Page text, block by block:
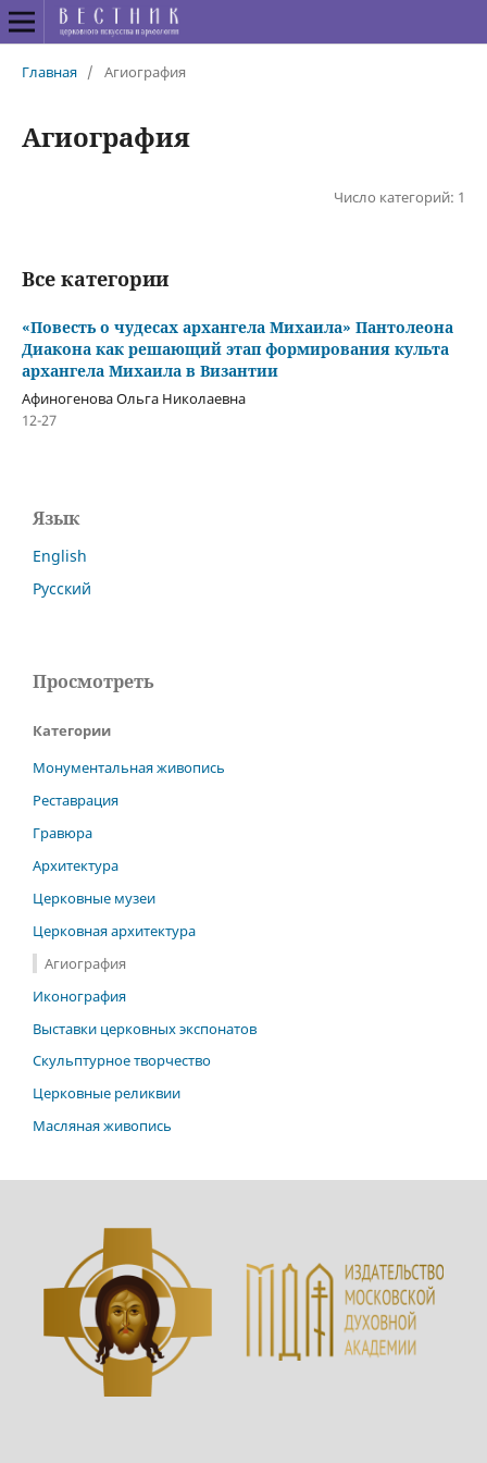
Главная / Агиография
Агиография
Число категорий: 1
Все категории
«Повесть о чудесах архангела Михаила» Пантолеона
Диакона как решающий этап формирования культа
архангела Михаила в Византии
Афиногенова Ольга Николаевна
12-27
Язык
English
Русский
Просмотреть
Категории
Монументальная живопись
Реставрация
Гравюра
Архитектура
Церковные музеи
Церковная архитектура
Агиография
Иконография
Выставки церковных экспонатов
Скульптурное творчество
Церковные реликвии
Масляная живопись